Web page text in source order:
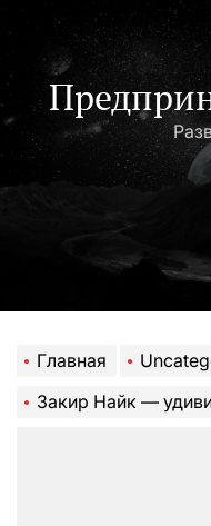
содержимому
Главная
Закир Найк — удивительная жизнь и